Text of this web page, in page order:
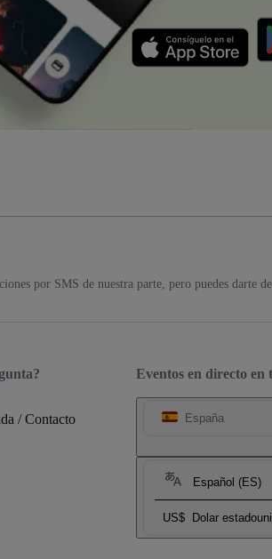
por SMS de nuestra parte, pero puedes darte
Eventos en directo en
España
Español (ES)
US$ Dolar
/ Contacto